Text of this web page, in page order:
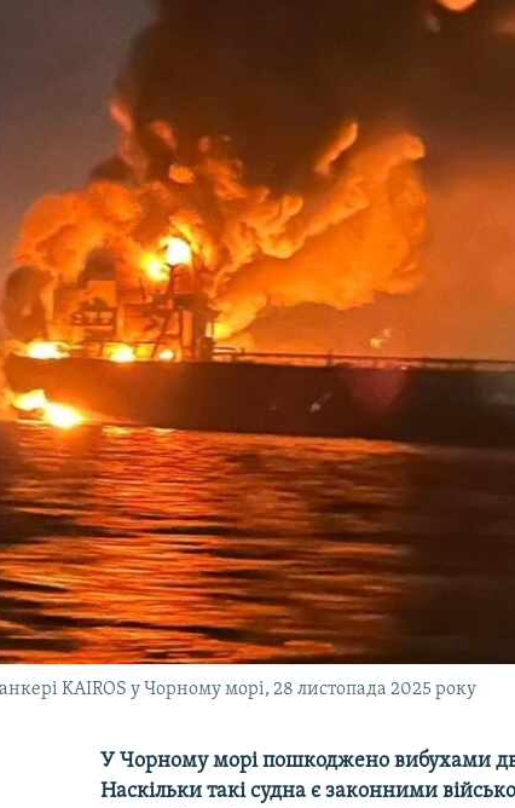
KAIROS у Чорному морі, 28 листопада 2025 року
У Чорному морі пошкоджено вибухами
Наскільки такі судна є законними